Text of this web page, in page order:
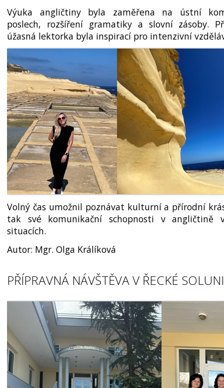
Výuka angličtiny byla zaměřena na ústní
poslech, rozšíření gramatiky a slovní zásoby.
úžasná lektorka byla inspirací pro intenzivní
Volný čas umožnil poznávat kulturní a přírodní
tak své komunikační schopnosti v angličtině
situacích.
Autor: Mgr. Olga Králíková
PŘÍPRAVNÁ NÁVŠTĚVA V ŘECKÉ SOLUNI